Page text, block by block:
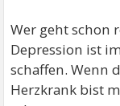
Wer geht schon
Depression ist
schaffen. Wenn
Herzkrank bist